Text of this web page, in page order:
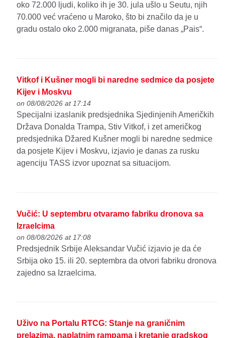
oko 72.000 ljudi, koliko ih je 30. jula ušlo u Seutu, njih
70.000 već vraćeno u Maroko, što bi značilo da je u
gradu ostalo oko 2.000 migranata, piše danas „Pais“.
Vitkof i Kušner mogli bi naredne sedmice da posjete
Kijev i Moskvu
on 08/08/2026 at 17:14
Specijalni izaslanik predsjednika Sjedinjenih Američkih
Država Donalda Trampa, Stiv Vitkof, i zet američkog
predsjednika Džared Kušner mogli bi naredne sedmice
da posjete Kijev i Moskvu, izjavio je danas za rusku
agenciju TASS izvor upoznat sa situacijom.
Vučić: U septembru otvaramo fabriku dronova sa
Izraelcima
on 08/08/2026 at 17:08
Predsjednik Srbije Aleksandar Vučić izjavio je da će
Srbija oko 15. ili 20. septembra da otvori fabriku dronova
zajedno sa Izraelcima.
Uživo na Portalu RTCG: Stanje na graničnim
prelazima, naplatnim rampama i kretanje gradskog